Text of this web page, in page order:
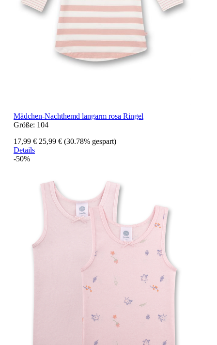
Mädchen-Nachthemd langarm rosa Ringel
Größe: 104
17,99 € 25,99 € (30.78% gespart)
Details
-50%